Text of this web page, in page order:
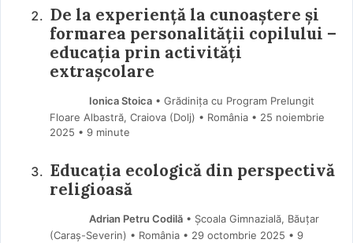
De la experiență la cunoaștere și
formarea personalității copilului –
educația prin activități
extrașcolare
Ionica Stoica• Grădinița cu Program Prelungit
Floare Albastră, Craiova (Dolj) • România
25 noiembrie
2025 • 9 minute
Educația ecologică din perspectivă
religioasă
Adrian Petru Codilă• Școala Gimnazială, Băuțar
(Caraş-Severin) • România
29 octombrie 2025 • 9